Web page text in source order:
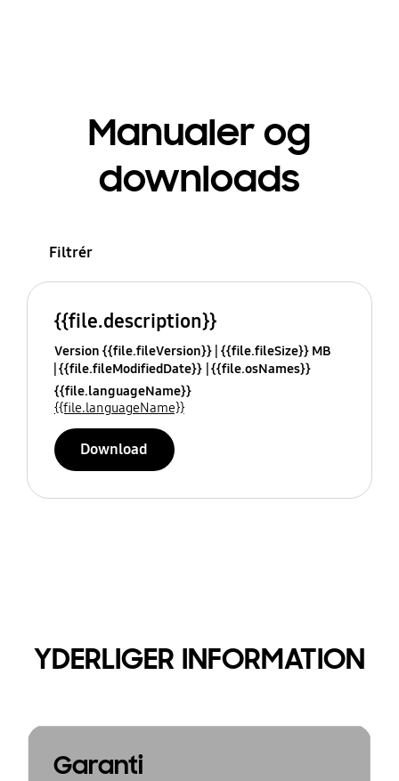
Manualer og
downloads
Filtrér
{{file.description}}
Version {{file.fileVersion}} {{file.fileSize}} MB
{{file.fileModifiedDate}} {{file.osNames}}
{{file.languageName}}
{{file.languageName}}
Download
YDERLIGER INFORMATION
Garanti